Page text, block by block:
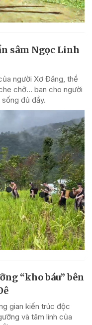
sâm Ngọc Linh
người Xơ Đăng, thể
chở... ban cho người
đủ đầy.
“kho báu” bên
gian kiến trúc độc
và tâm linh của